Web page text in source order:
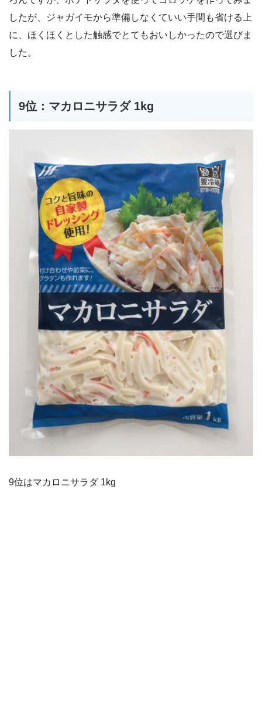
したが、ジャガイモから準備しなくていい手間も省ける上
に、ほくほくとした触感でとてもおいしかったので選びま
した。
9位：マカロニサラダ 1kg
9位はマカロニサラダ 1kg